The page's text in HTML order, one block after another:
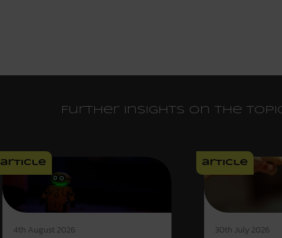
Further insights on the
article
4th August 2026
article
30th July 2026